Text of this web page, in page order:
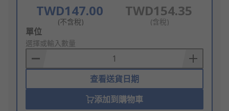
TWD147.00
(不含稅)
TWD154.35
(含稅)
Add
to
Basket
單位
選擇或輸入數量
查看送貨日期
添加到購物車